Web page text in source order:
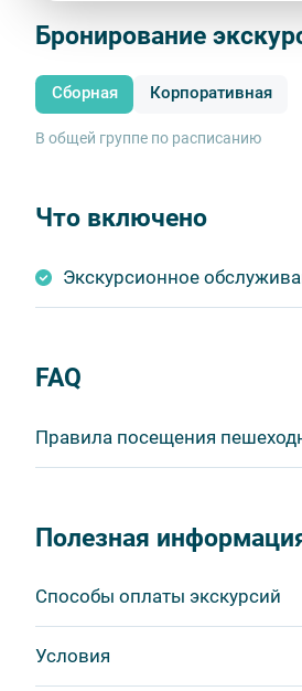
Бронирование
Сборная Корпоративная
В общей группе по расписанию
Что включено
Экскурсионное
FAQ
Правила посещения
соблюдение которых
бутилированной воды,
другим пассажирам и, по
Полезная
Способы оплаты экскурсий
Условия